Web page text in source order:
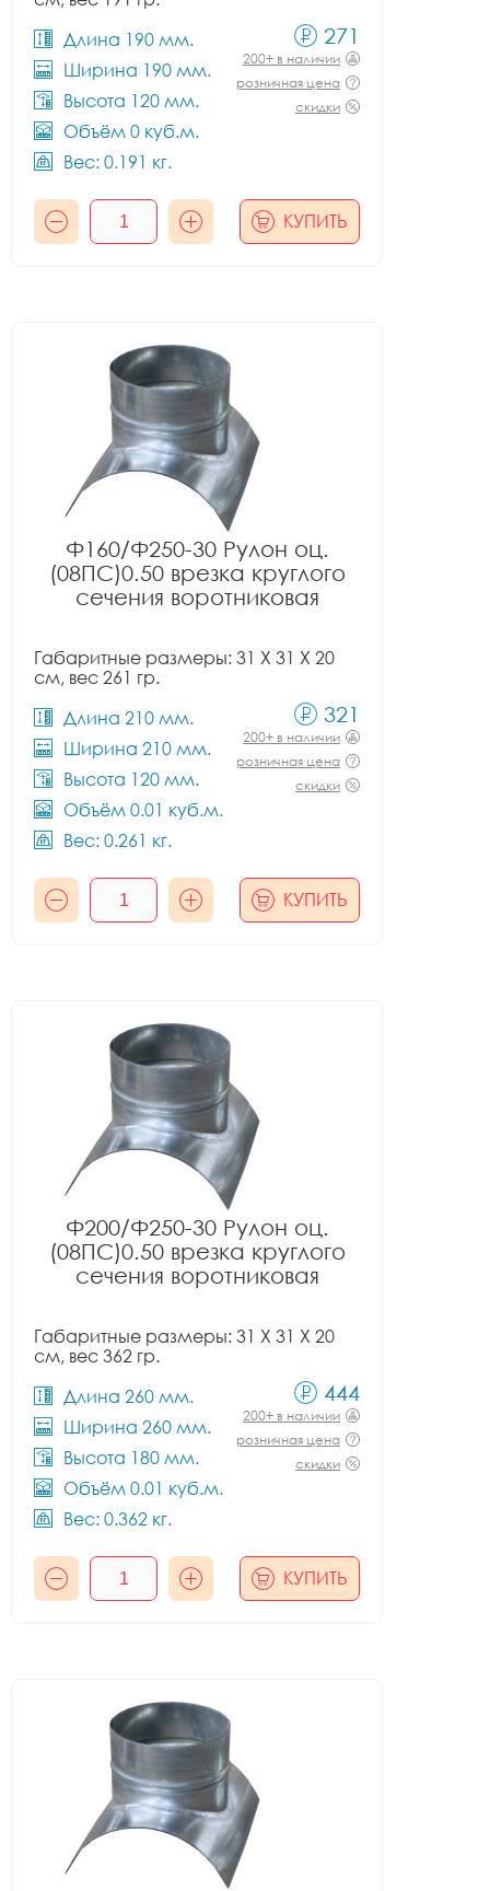
Длина 190 мм.
Ширина 190 мм.
Высота 120 мм.
Объём 0 куб.м.
Вес: 0.191 кг.
271
200+ в наличии
розничная цена
скидки
КУПИТЬ
Ф160/Ф250-30 Рулон оц.
(08ПС)0.50 врезка круглого
сечения воротниковая
Габаритные размеры: 31 X 31 X 20
см, вес 261 гр.
Длина 210 мм.
Ширина 210 мм.
Высота 120 мм.
Объём 0.01 куб.м.
Вес: 0.261 кг.
321
200+ в наличии
розничная цена
скидки
КУПИТЬ
Ф200/Ф250-30 Рулон оц.
(08ПС)0.50 врезка круглого
сечения воротниковая
Габаритные размеры: 31 X 31 X 20
см, вес 362 гр.
Длина 260 мм.
Ширина 260 мм.
Высота 180 мм.
Объём 0.01 куб.м.
Вес: 0.362 кг.
444
200+ в наличии
розничная цена
скидки
КУПИТЬ